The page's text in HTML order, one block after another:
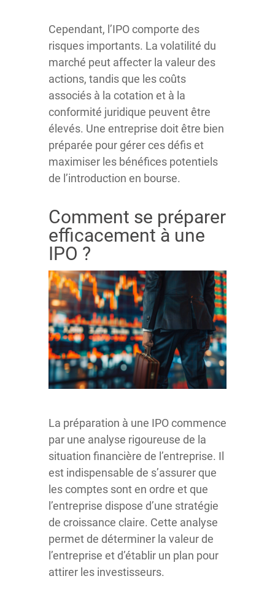
Cependant, l’IPO comporte des
risques importants. La volatilité du
marché peut affecter la valeur des
actions, tandis que les coûts
associés à la cotation et à la
conformité juridique peuvent être
élevés. Une entreprise doit être bien
préparée pour gérer ces défis et
maximiser les bénéfices potentiels
de l’introduction en bourse.
Comment se préparer
efficacement à une
IPO ?
La préparation à une IPO commence
par une analyse rigoureuse de la
situation financière de l’entreprise. Il
est indispensable de s’assurer que
les comptes sont en ordre et que
l’entreprise dispose d’une stratégie
de croissance claire. Cette analyse
permet de déterminer la valeur de
l’entreprise et d’établir un plan pour
attirer les investisseurs.